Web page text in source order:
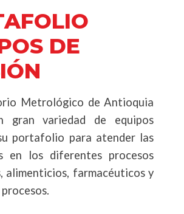
DE
Metrológico de Antioquia
gran variedad de equipos
portafolio para atender las
en los diferentes procesos
alimenticios, farmacéuticos y